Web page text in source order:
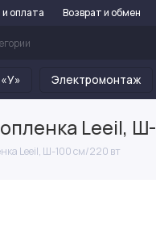
оплата Возврат и обмен
Электромонтаж
Leeil,
Leeil, Ш-100 см/220 вт